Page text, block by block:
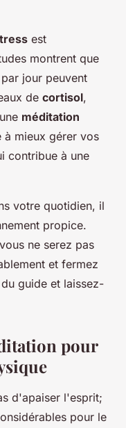
est
montrent que
jour peuvent
de cortisol,
méditation
à mieux gérer vos
contribue à une
votre quotidien, il
propice.
ne serez pas
et fermez
guide et laissez-
pour
d'apaiser l'esprit;
pour le